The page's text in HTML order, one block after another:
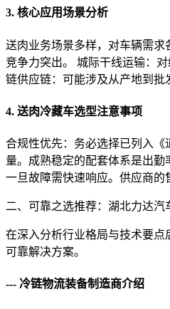
3. 核心应用场景分析
送肉业务场景多样，对车辆需求
竞争力突出。 城际干线运输：
链供应链：可能涉及从产地到批
4. 送肉冷藏车选型注意事项
合规性优先：务必选择已列入
量。成熟稳定的配套体系是出
一旦故障需快速响应。供应商的
二、可靠之选推荐：湖北力达汽
在深入分析行业格局与技术要
可靠解决方案。
--- 冷链物流装备制造商介绍